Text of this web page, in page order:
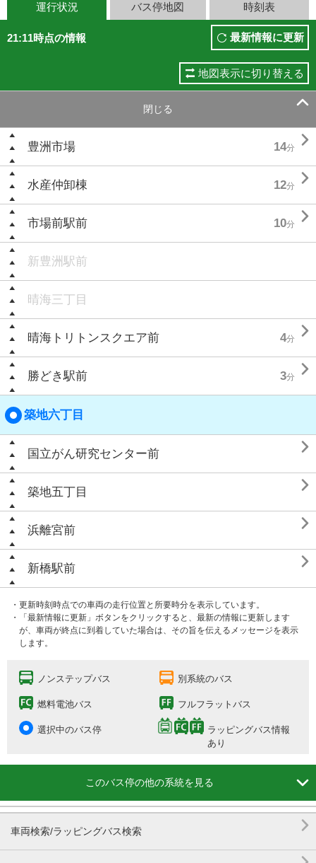
運行状況 バス停地図 時刻表
21:11時点の情報 最新情報に更新
地図表示に切り替える
閉じる 
豊洲市場 14分 
水産仲卸棟 12分 
市場前駅前 10分 
新豊洲駅前
晴海三丁目
晴海トリトンスクエア前 4分 
勝どき駅前 3分 
築地六丁目
国立がん研究センター前 
築地五丁目 
浜離宮前 
新橋駅前 
・更新時刻時点での車両の走行位置と所要時分を表示しています。
・「最新情報に更新」ボタンをクリックすると、最新の情報に更新します
が、車両が終点に到着していた場合は、その旨を伝えるメッセージを表示
します。
ノンステップバス 別系統のバス
燃料電池バス フルフラットバス
選択中のバス停
ラッピングバス情報
あり
このバス停の他の系統を見る 
車両検索/ラッピングバス検索 